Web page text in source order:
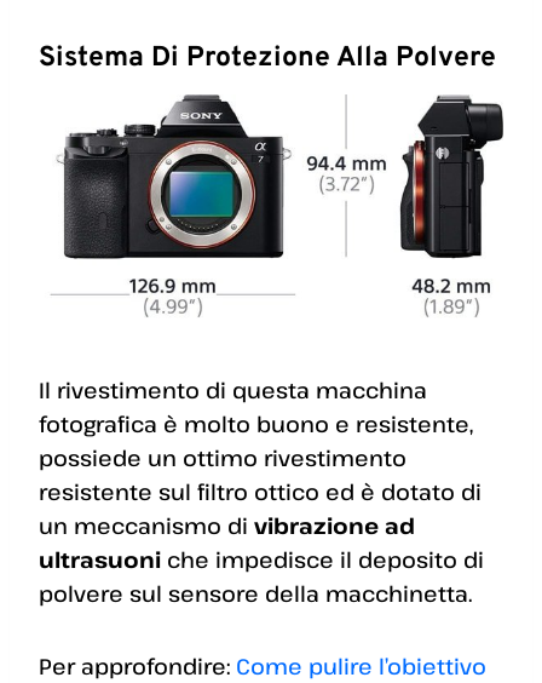
Sistema Di Protezione Alla Polvere
Il rivestimento di questa macchina
fotografica è molto buono e resistente,
possiede un ottimo rivestimento
resistente sul filtro ottico ed è dotato di
un meccanismo di vibrazione ad
ultrasuoni che impedisce il deposito di
polvere sul sensore della macchinetta.
Per approfondire: Come pulire l’obiettivo